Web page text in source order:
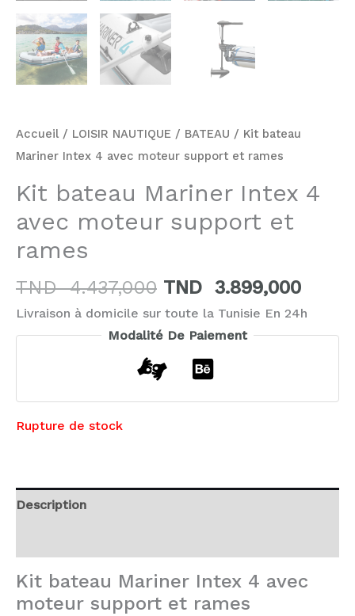
Accueil / LOISIR NAUTIQUE / BATEAU / Kit bateau
Mariner Intex 4 avec moteur support et rames
Kit bateau Mariner Intex 4
avec moteur support et
rames
TND4.437,000 TND 3.899,000
Livraison à domicile sur toute la Tunisie En 24h
Modalité De Paiement
Rupture de stock
Description
Kit bateau Mariner Intex 4 avec
moteur support et rames